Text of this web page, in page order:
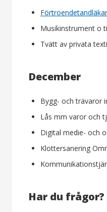
Musikinstrument o
Tvätt av privata
December
Bygg- och trävaror
Lås mm varor och
Digital medie- och
Klottersanering
Har du frågor?